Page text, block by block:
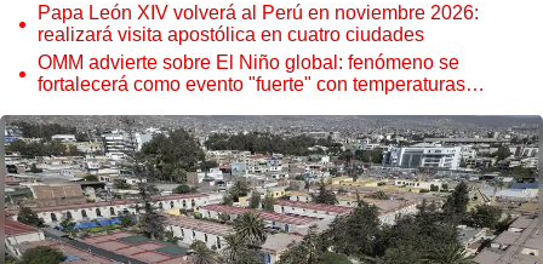
Papa León XIV volverá al Perú en noviembre 2026:
realizará visita apostólica en cuatro ciudades
OMM advierte sobre El Niño global: fenómeno se
fortalecerá como evento "fuerte" con temperaturas